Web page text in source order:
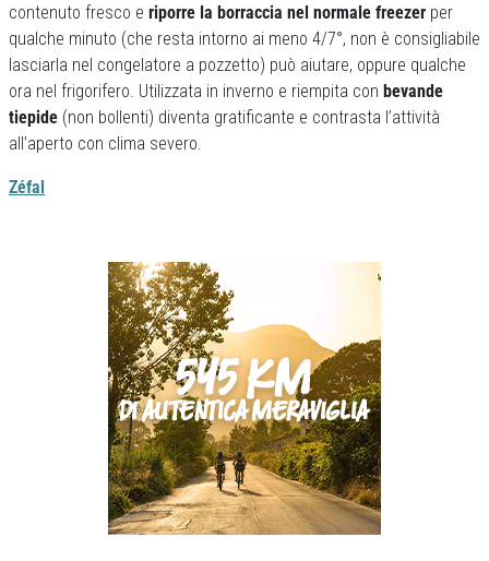
contenuto fresco e riporre la borraccia nel normale freezer per
qualche minuto (che resta intorno ai meno 4/7°, non è consigliabile
lasciarla nel congelatore a pozzetto) può aiutare, oppure qualche
ora nel frigorifero. Utilizzata in inverno e riempita con bevande
tiepide (non bollenti) diventa gratificante e contrasta l’attività
all’aperto con clima severo.
Zéfal
Previous